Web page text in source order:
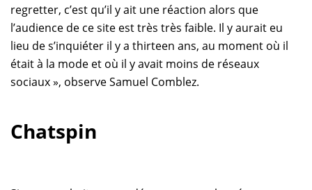
regretter, c’est qu’il y ait une réaction alors que
l’audience de ce site est très très faible. Il y aurait eu
lieu de s’inquiéter il y a thirteen ans, au moment où il
était à la mode et où il y avait moins de réseaux
sociaux », observe Samuel Comblez.
Chatspin